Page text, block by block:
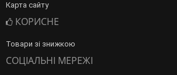
Карта сайту
КОРИСНЕ
Товари зі знижкою
СОЦІАЛЬНІ МЕРЕЖІ